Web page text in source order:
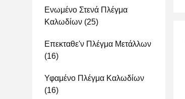
Ενωμένο Στενά Πλέγμα
Καλωδίων (25)
Επεκταθε'ν Πλέγμα Μετάλλων
(16)
Υφαμένο Πλέγμα Καλωδίων
(16)